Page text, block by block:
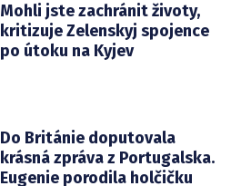
Mohli jste zachránit životy,
kritizuje Zelenskyj spojence
po útoku na Kyjev
Do Británie doputovala
krásná zpráva z Portugalska.
Eugenie porodila holčičku